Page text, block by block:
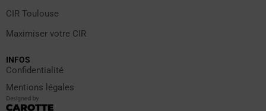
CIR Toulouse
Maximiser votre CIR
INFOS
Confidentialité
Mentions légales